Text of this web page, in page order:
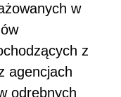
w
z
agencjach
odrębnych